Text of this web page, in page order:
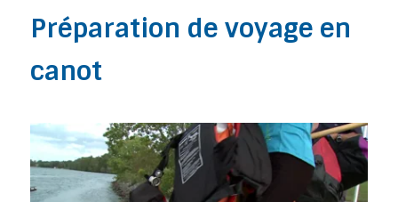
Préparation de voyage en
canot